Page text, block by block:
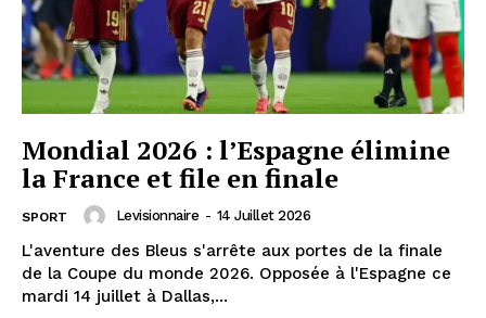
Mondial 2026 : l’Espagne élimine
la France et file en finale
SPORT Levisionnaire - 14 Juillet 2026
L'aventure des Bleus s'arrête aux portes de la finale
de la Coupe du monde 2026. Opposée à l'Espagne ce
mardi 14 juillet à Dallas,...